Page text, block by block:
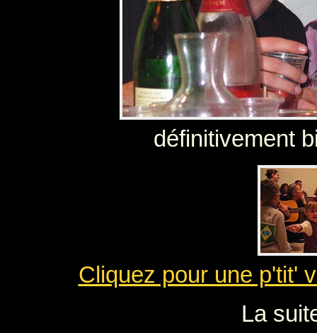
définitivement
Cliquez pour une p'tit'
La